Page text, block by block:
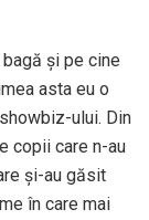
și pe cine
asta eu o
ului. Din
copii care n-au
și-au găsit
în care mai